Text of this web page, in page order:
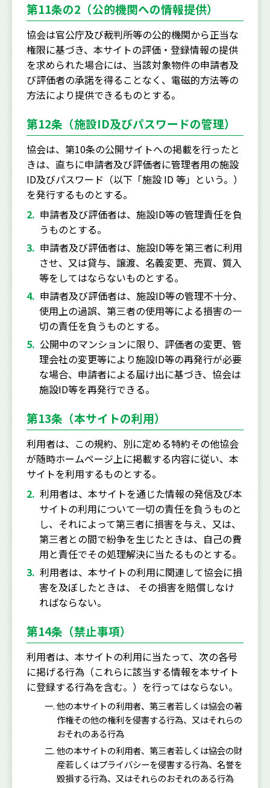
第11条の2（公的機関への情報提供）
協会は官公庁及び裁判所等の公的機関から正当な
権限に基づき、本サイトの評価・登録情報の提供
を求められた場合には、当該対象物件の申請者及
び評価者の承諾を得ることなく、電磁的方法等の
方法により提供できるものとする。
第12条（施設ID及びパスワードの管理）
協会は、第10条の公開サイトへの掲載を行ったと
きは、直ちに申請者及び評価者に管理者用の施設
ID及びパスワード（以下「施設 ID 等」という。）
を発行するものとする。
申請者及び評価者は、施設ID等の管理責任を負
うものとする。
申請者及び評価者は、施設ID等を第三者に利用
させ、又は貸与、譲渡、名義変更、売買、質入
等をしてはならないものとする。
申請者及び評価者は、施設ID等の管理不十分、
使用上の過誤、第三者の使用等による損害の一
切の責任を負うものとする。
公開中のマンションに限り、評価者の変更、管
理会社の変更等により施設ID等の再発行が必要
な場合、申請者による届け出に基づき、協会は
施設ID等を再発行できる。
第13条（本サイトの利用）
利用者は、この規約、別に定める特約その他協会
が随時ホームページ上に掲載する内容に従い、本
サイトを利用するものとする。
利用者は、本サイトを通じた情報の発信及び本
サイトの利用について一切の責任を負うものと
し、それによって第三者に損害を与え、又は、
第三者との間で紛争を生じたときは、自己の費
用と責任でその処理解決に当たるものとする。
利用者は、本サイトの利用に関連して協会に損
害を及ぼしたときは、 その損害を賠償しなけ
ればならない。
第14条（禁止事項）
利用者は、本サイトの利用に当たって、次の各号
に掲げる行為（これらに該当する情報を本サイト
に登録する行為を含む。）を行ってはならない。
他の本サイトの利用者、第三者若しくは協会の著
作権その他の権利を侵害する行為、又はそれらの
おそれのある行為
他の本サイトの利用者、第三者若しくは協会の財
産若しくはプライバシーを侵害する行為、名誉を
毀損する行為、又はそれらのおそれのある行為